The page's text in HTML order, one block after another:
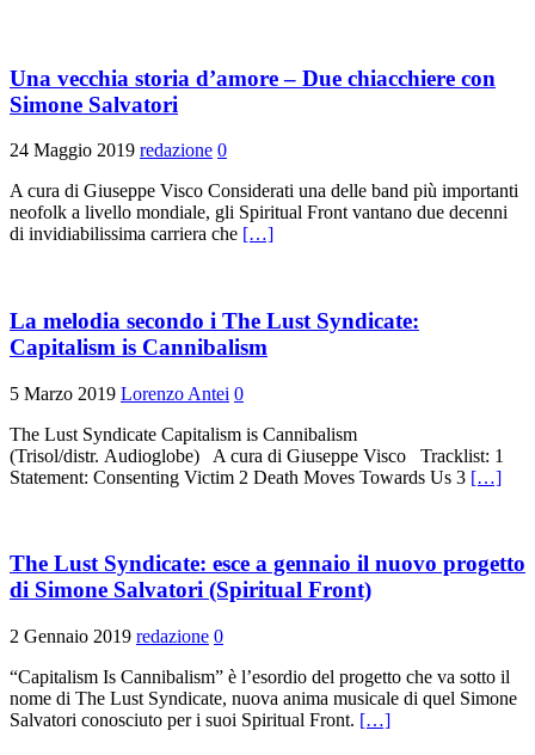
Una vecchia storia d’amore – Due chiacchiere con
Simone Salvatori
24 Maggio 2019 redazione 0
A cura di Giuseppe Visco Considerati una delle band più importanti
neofolk a livello mondiale, gli Spiritual Front vantano due decenni
di invidiabilissima carriera che […]
La melodia secondo i The Lust Syndicate:
Capitalism is Cannibalism
5 Marzo 2019 Lorenzo Antei 0
The Lust Syndicate Capitalism is Cannibalism
(Trisol/distr. Audioglobe) A cura di Giuseppe Visco Tracklist: 1
Statement: Consenting Victim 2 Death Moves Towards Us 3 […]
The Lust Syndicate: esce a gennaio il nuovo progetto
di Simone Salvatori (Spiritual Front)
2 Gennaio 2019 redazione 0
“Capitalism Is Cannibalism” è l’esordio del progetto che va sotto il
nome di The Lust Syndicate, nuova anima musicale di quel Simone
Salvatori conosciuto per i suoi Spiritual Front. […]